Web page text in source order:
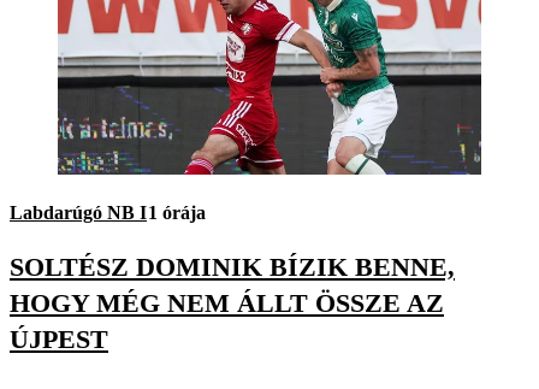
Labdarúgó NB I1 órája
SOLTÉSZ DOMINIK BÍZIK BENNE,
HOGY MÉG NEM ÁLLT ÖSSZE AZ
ÚJPEST